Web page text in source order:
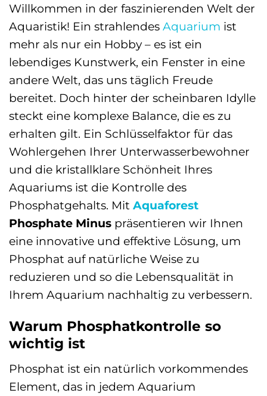
Willkommen in der faszinierenden Welt der
Aquaristik! Ein strahlendes Aquarium ist
mehr als nur ein Hobby – es ist ein
lebendiges Kunstwerk, ein Fenster in eine
andere Welt, das uns täglich Freude
bereitet. Doch hinter der scheinbaren Idylle
steckt eine komplexe Balance, die es zu
erhalten gilt. Ein Schlüsselfaktor für das
Wohlergehen Ihrer Unterwasserbewohner
und die kristallklare Schönheit Ihres
Aquariums ist die Kontrolle des
Phosphatgehalts. Mit Aquaforest
Phosphate Minus präsentieren wir Ihnen
eine innovative und effektive Lösung, um
Phosphat auf natürliche Weise zu
reduzieren und so die Lebensqualität in
Ihrem Aquarium nachhaltig zu verbessern.
Warum Phosphatkontrolle so
wichtig ist
Phosphat ist ein natürlich vorkommendes
Element, das in jedem Aquarium